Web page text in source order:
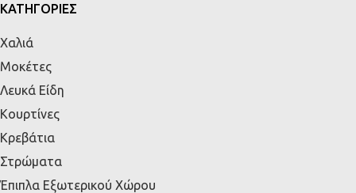
ΚΑΤΗΓΟΡΙΕΣ
Χαλιά
Μοκέτες
Λευκά Είδη
Κουρτίνες
Κρεβάτια
Στρώματα
Έπιπλα Εξωτερικού Χώρου